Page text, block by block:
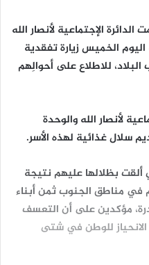
2016م] – نظمت الدائرة الإجتماعية لأنصار الله
اليوم الخميس زيارة تفقدية
للاطلاع على أحوالِهم
لأنصار الله والوحدة
سلال غذائية لهذه الأسر.
ألقت بظلالها عليهم نتيجة
في مناطق الجنوب ثمن أبناء
مؤكدين على أن التعسف
للوطن في شتى